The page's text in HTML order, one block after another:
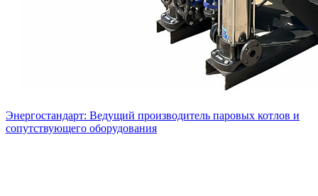
Энергостандарт: Ведущий производитель паровых котлов и
сопутствующего оборудования